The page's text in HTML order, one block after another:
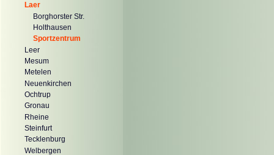
Laer
Borghorster Str.
Holthausen
Sportzentrum
Leer
Mesum
Metelen
Neuenkirchen
Ochtrup
Gronau
Rheine
Steinfurt
Tecklenburg
Welbergen